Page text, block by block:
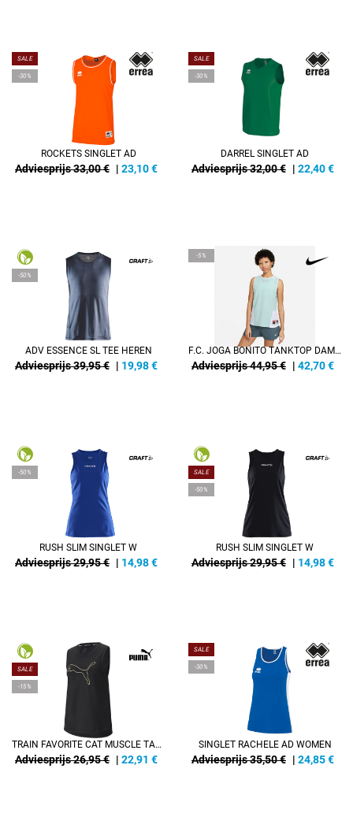
SALE
-30%
ROCKETS SINGLET AD
Adviesprijs 33,00 € | 23,10€
SALE
-30%
DARREL SINGLET AD
Adviesprijs 32,00 € | 22,40€
-50%
ADV ESSENCE SL TEE HEREN
Adviesprijs 39,95 € | 19,98€
-5%
F.C. JOGA BONITO TANKTOP DAMES
Adviesprijs 44,95 € | 42,70€
-50%
RUSH SLIM SINGLET W
Adviesprijs 29,95 € | 14,98€
SALE
-50%
RUSH SLIM SINGLET W
Adviesprijs 29,95 € | 14,98€
SALE
-15%
TRAIN FAVORITE CAT MUSCLE TANK
Adviesprijs 26,95 € | 22,91 €
SALE
-30%
SINGLET RACHELE AD WOMEN
Adviesprijs 35,50 € | 24,85€